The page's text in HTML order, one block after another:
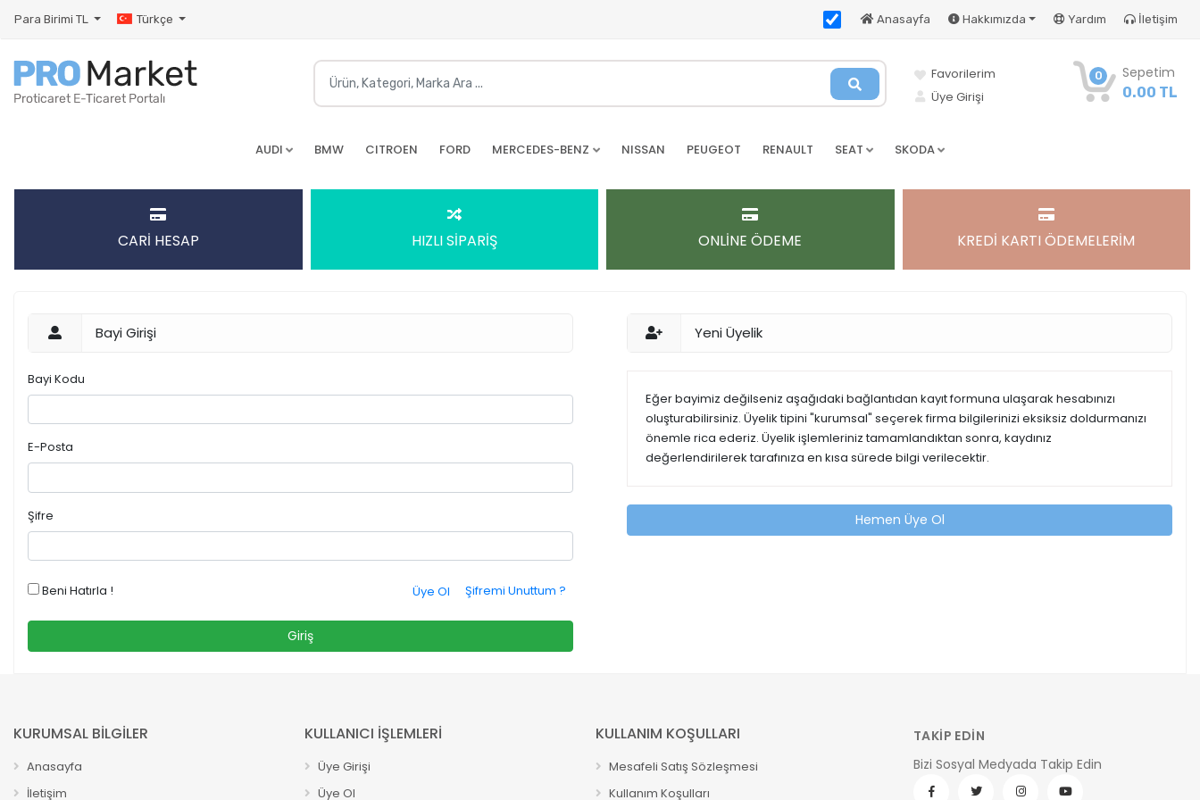
Para Birimi TL Türkçe Anasayfa Hakkımızda Yardım İletişim
0 Sepetim
0.00 TL
Favorilerim
Üye Girişi
AUDI BMW CITROEN FORD MERCEDES-BENZ NISSAN PEUGEOT RENAULT SEAT SKODA
CARİ HESAP HIZLI SİPARİŞ ONLİNE ÖDEME KREDİ KARTI ÖDEMELERİM
Bayi Girişi
Bayi Kodu
E-Posta
Şifre
Beni Hatırla ! Şifremi Unuttum ?
Üye Ol
Giriş
Yeni Üyelik
Eğer bayimiz değilseniz aşağıdaki bağlantıdan kayıt formuna ulaşarak hesabınızı
oluşturabilirsiniz. Üyelik tipini "kurumsal" seçerek firma bilgilerinizi eksiksiz doldurmanızı
önemle rica ederiz. Üyelik işlemleriniz tamamlandıktan sonra, kaydınız
değerlendirilerek tarafınıza en kısa sürede bilgi verilecektir.
Hemen Üye Ol
KURUMSAL BİLGİLER
Anasayfa
İletişim
KULLANICI İŞLEMLERİ
Üye Girişi
Üye Ol
KULLANIM KOŞULLARI
Mesafeli Satış Sözleşmesi
Kullanım Koşulları
TAKİP EDİN
Bizi Sosyal Medyada Takip Edin